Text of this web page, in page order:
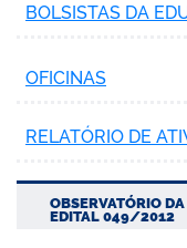
BOLSISTAS DA
OFICINAS
RELATÓRIO DE
OBSERVATÓRIO
EDITAL 049/2012